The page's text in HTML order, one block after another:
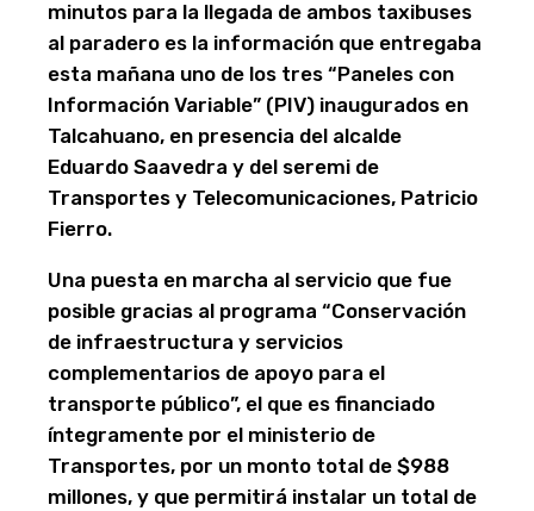
minutos para la llegada de ambos taxibuses
al paradero es la información que entregaba
esta mañana uno de los tres “Paneles con
Información Variable” (PIV) inaugurados en
Talcahuano, en presencia del alcalde
Eduardo Saavedra y del seremi de
Transportes y Telecomunicaciones, Patricio
Fierro.
Una puesta en marcha al servicio que fue
posible gracias al programa “Conservación
de infraestructura y servicios
complementarios de apoyo para el
transporte público”, el que es financiado
íntegramente por el ministerio de
Transportes, por un monto total de $988
millones, y que permitirá instalar un total de